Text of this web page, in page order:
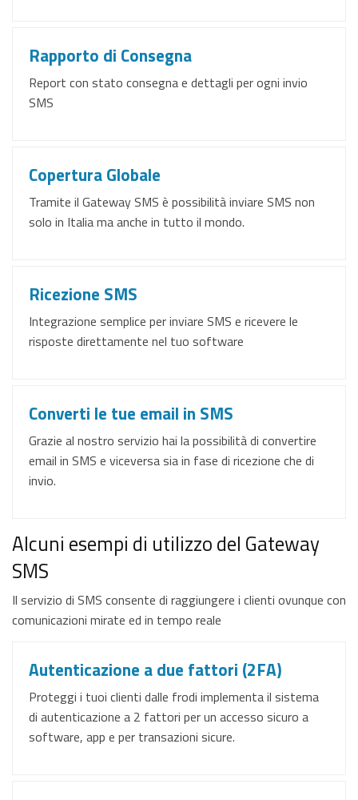
Rapporto di Consegna
Report con stato consegna e dettagli per ogni invio
SMS
Copertura Globale
Tramite il Gateway SMS è possibilità inviare SMS non
solo in Italia ma anche in tutto il mondo.
Ricezione SMS
Integrazione semplice per inviare SMS e ricevere le
risposte direttamente nel tuo software
Converti le tue email in SMS
Grazie al nostro servizio hai la possibilità di convertire
email in SMS e viceversa sia in fase di ricezione che di
invio.
Alcuni esempi di utilizzo del Gateway
SMS
Il servizio di SMS consente di raggiungere i clienti ovunque con
comunicazioni mirate ed in tempo reale
Autenticazione a due fattori (2FA)
Proteggi i tuoi clienti dalle frodi implementa il sistema
di autenticazione a 2 fattori per un accesso sicuro a
software, app e per transazioni sicure.